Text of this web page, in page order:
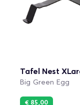
Tafel Nest
Big Green Egg
€ 85,00